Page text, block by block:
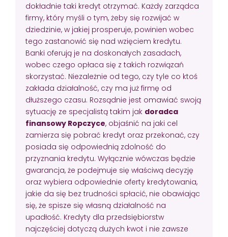
dokładnie taki kredyt otrzymać. Każdy zarządca
firmy, który myśli o tym, żeby się rozwijać w
dziedzinie, w jakiej prosperuje, powinien wobec
tego zastanowić się nad wzięciem kredytu.
Banki oferują je na doskonałych zasadach,
wobec czego opłaca się z takich rozwiązań
skorzystać. Niezależnie od tego, czy tyle co ktoś
zakłada działalność, czy ma już firmę od
dłuższego czasu. Rozsądnie jest omawiać swoją
sytuację ze specjalistą takim jak doradca
finansowy Ropczyce, objaśnić na jaki cel
zamierza się pobrać kredyt oraz przekonać, czy
posiada się odpowiednią zdolność do
przyznania kredytu. Wyłącznie wówczas będzie
gwarancja, że podejmuje się właściwą decyzję
oraz wybiera odpowiednie oferty kredytowania,
jakie da się bez trudności spłacić, nie obawiając
się, że spisze się własną działalność na
upadłość. Kredyty dla przedsiębiorstw
najczęściej dotyczą dużych kwot i nie zawsze